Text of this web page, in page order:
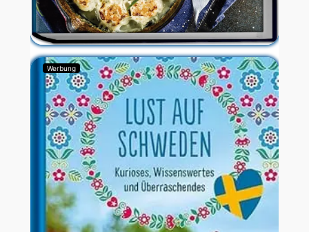
Werbung